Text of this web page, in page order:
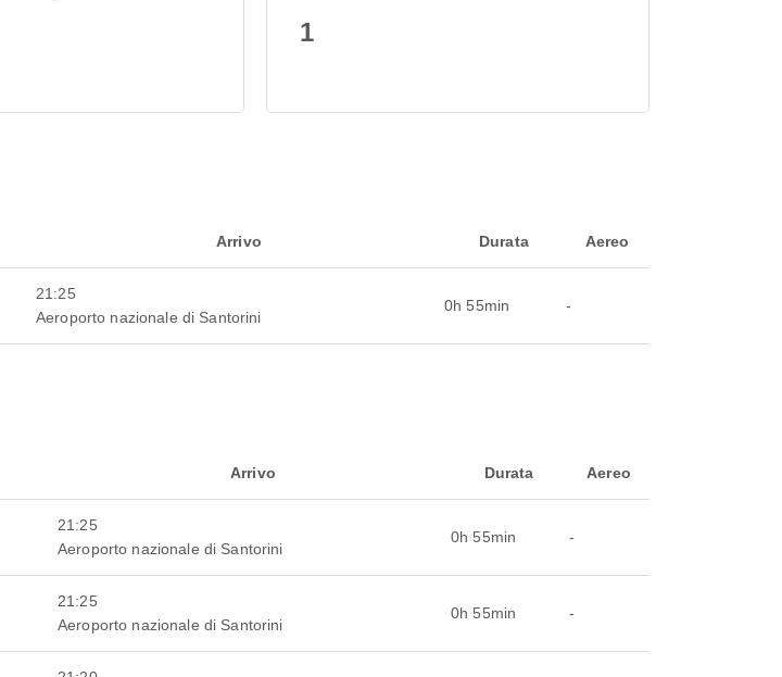
1
Arrivo Durata Aereo
21:25
Aeroporto nazionale di Santorini
0h 55min -
Arrivo Durata Aereo
21:25
Aeroporto nazionale di Santorini
0h 55min -
21:25
Aeroporto nazionale di Santorini
0h 55min -